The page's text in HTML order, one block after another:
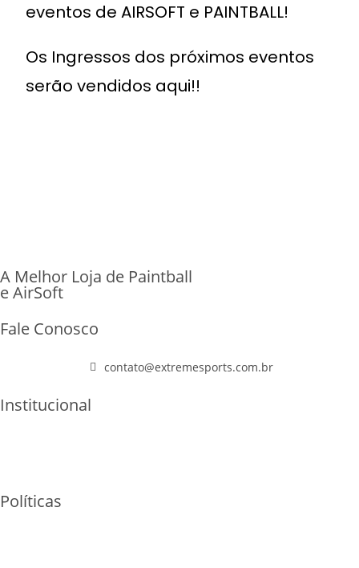
eventos de AIRSOFT e PAINTBALL!
Os Ingressos dos próximos eventos
serão vendidos aqui!!
A Melhor Loja de Paintball
e AirSoft
Fale Conosco
contato@extremesports.com.br
Institucional
Políticas